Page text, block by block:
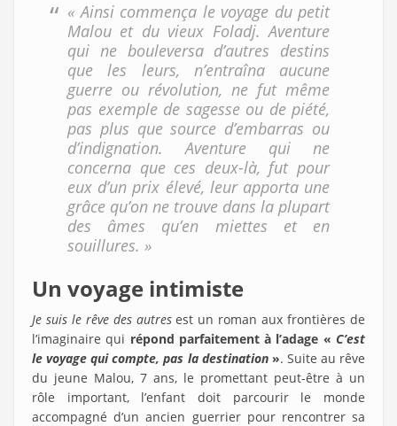
« Ainsi commença le voyage du petit
Malou et du vieux Foladj. Aventure
qui ne bouleversa d’autres destins
que les leurs, n’entraîna aucune
guerre ou révolution, ne fut même
pas exemple de sagesse ou de piété,
pas plus que source d’embarras ou
d’indignation. Aventure qui ne
concerna que ces deux-là, fut pour
eux d’un prix élevé, leur apporta une
grâce qu’on ne trouve dans la plupart
des âmes qu’en miettes et en
souillures. »
Un voyage intimiste
Je suis le rêve des autresest un roman aux frontières de
l’imaginaire qui répond parfaitement à l’adage « C’est
le voyage qui compte, pas la destination ». Suite au rêve
du jeune Malou, 7 ans, le promettant peut-être à un
rôle important, l’enfant doit parcourir le monde
accompagné d’un ancien guerrier pour rencontrer sa